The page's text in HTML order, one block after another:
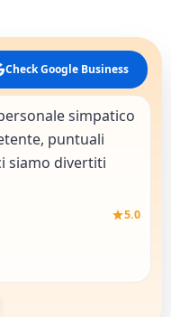
simpatico
puntuali
siamo divertiti
5.0
Check Google Business